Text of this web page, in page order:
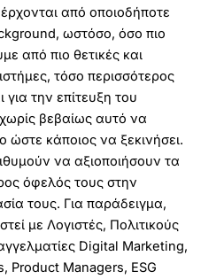
από οποιοδήποτε
ωστόσο, όσο πιο
από πιο θετικές και
τόσο περισσότερος
για την επίτευξη του
βεβαίως αυτό να
ώστε κάποιος να ξεκινήσει.
να αξιοποιήσουν τα
όφελός τους στην
τους. Για παράδειγμα,
με Λογιστές, Πολιτικούς
Digital Marketing,
Product Managers, ESG